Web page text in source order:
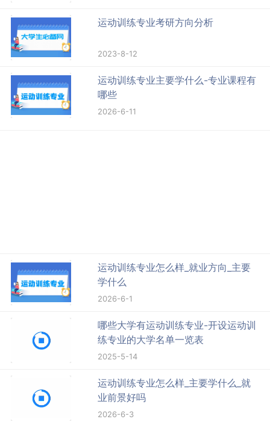
运动训练专业考研方向分析
2023-8-12
运动训练专业主要学什么-专业课程有
哪些
2026-6-11
运动训练专业怎么样_就业方向_主要
学什么
2026-6-1
哪些大学有运动训练专业-开设运动训
练专业的大学名单一览表
2025-5-14
运动训练专业怎么样_主要学什么_就
业前景好吗
2026-6-3